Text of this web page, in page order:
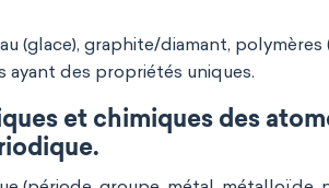
(glace), graphite/diamant, polymères
ayant des propriétés uniques.
et chimiques des